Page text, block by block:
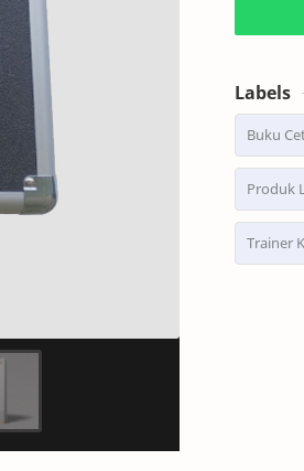
Labels
Buku
Trainer